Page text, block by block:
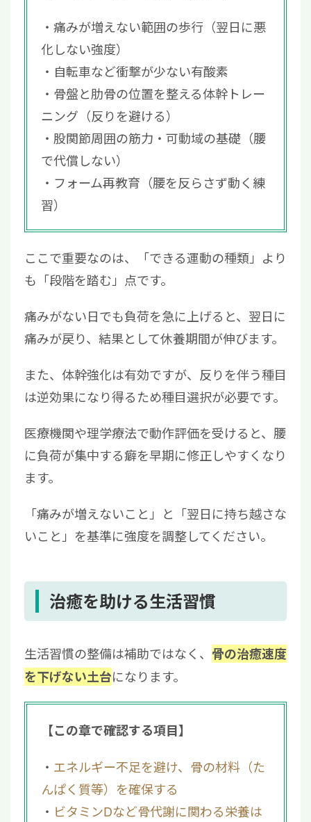
痛みが増えない範囲の歩行（翌日に悪
化しない強度）
自転車など衝撃が少ない有酸素
骨盤と肋骨の位置を整える体幹トレー
ニング（反りを避ける）
股関節周囲の筋力・可動域の基礎（腰
で代償しない）
フォーム再教育（腰を反らさず動く練
習）
ここで重要なのは、「できる運動の種類」より
も「段階を踏む」点です。
痛みがない日でも負荷を急に上げると、翌日に
痛みが戻り、結果として休養期間が伸びます。
また、体幹強化は有効ですが、反りを伴う種目
は逆効果になり得るため種目選択が必要です。
医療機関や理学療法で動作評価を受けると、腰
に負荷が集中する癖を早期に修正しやすくなり
ます。
「痛みが増えないこと」と「翌日に持ち越さな
いこと」を基準に強度を調整してください。
治癒を助ける生活習慣
生活習慣の整備は補助ではなく、 骨の治癒速度
を下げない土台になります。
【この章で確認する項目】
エネルギー不足を避け、骨の材料（た
んぱく質等）を確保する
ビタミンDなど骨代謝に関わる栄養は